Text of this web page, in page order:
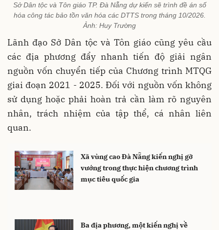
Sở Dân tộc và Tôn giáo TP. Đà Nẵng dự kiến sẽ trình đề án số
hóa công tác bảo tồn văn hóa các DTTS trong tháng 10/2026.
Ảnh: Huy Trường
Lãnh đạo Sở Dân tộc và Tôn giáo cũng yêu cầu
các địa phương đẩy nhanh tiến độ giải ngân
nguồn vốn chuyển tiếp của Chương trình MTQG
giai đoạn 2021 - 2025. Đối với nguồn vốn không
sử dụng hoặc phải hoàn trả cần làm rõ nguyên
nhân, trách nhiệm của tập thể, cá nhân liên
quan.
Xã vùng cao Đà Nẵng kiến nghị gỡ
vướng trong thực hiện chương trình
mục tiêu quốc gia
Ba địa phương, một kiến nghị về